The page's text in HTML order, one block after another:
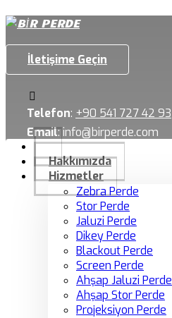
İletişime Geçin
Telefon: +90 541 727 42 93
Email:info@birperde.com
Hakkımızda
Hizmetler
Zebra Perde
Stor Perde
Jaluzi Perde
Dikey Perde
Blackout Perde
Screen Perde
Ahşap Jaluzi Perde
Ahşap Stor Perde
Projeksiyon Perde